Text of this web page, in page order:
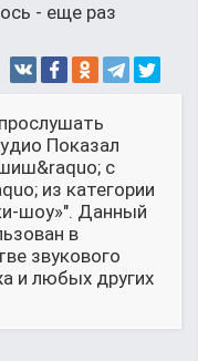
- еще раз
Показал
с
из категории
шоу»". Данный
в
звукового
и любых других